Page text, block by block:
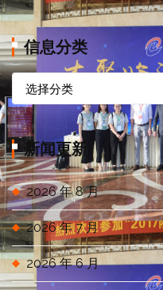
信息分类
信
息
分
类新闻更新
2026 年 8 月
2026 年 7 月
2026 年 6 月